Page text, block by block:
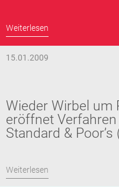
Weiterlesen
15.01.2009
Wieder Wirbel um
eröffnet
Standard & Poor’s
Weiterlesen